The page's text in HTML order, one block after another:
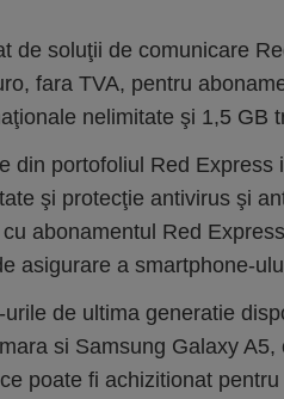
de soluţii de comunicare
fara TVA, pentru
nelimitate şi 1,5 GB
din portofoliul Red Express
şi protecţie antivirus şi
abonamentul Red
asigurare a smartphone-
de ultima generatie
si Samsung Galaxy
poate fi achizitionat